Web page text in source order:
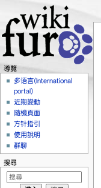
導覽
多语言(International
portal)
近期變動
隨機頁面
方针指引
使用說明
群聊
搜尋